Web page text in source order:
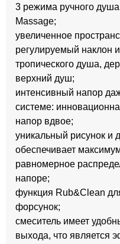
3 режима ручного
Massage;
увеличенное
регулируемый наклон
тропического душа,
верхний душ;
интенсивный напор
системе:
напор вдвое;
уникальный рисунок и
обеспечивает
равномерное
напоре;
функция Rub&Clean
форсунок;
смеситель имеет
выхода, что является